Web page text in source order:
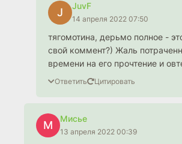
J
JuvF
14 апреля 2022 07:50
тягомотина, дерьмо полное -
свой коммент?) Жаль
времени на его прочтение и
Ответить Цитировать
М
Мисье
13 апреля 2022 00:39